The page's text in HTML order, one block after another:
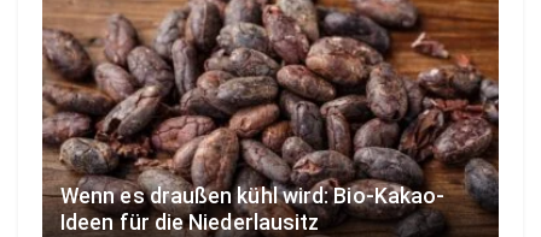
Wenn es draußen kühl wird: Bio-Kakao-
Ideen für die Niederlausitz